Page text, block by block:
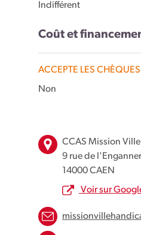
Indifférent
Coût et
ACCEPTE LES
Non
9 Rue de
+
−
CCAS Mission
9 rue de
14000 CAEN
Voir sur